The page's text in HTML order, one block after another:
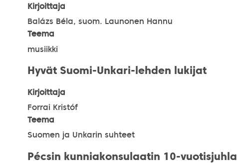
Kirjoittaja
Balázs Béla, suom. Launonen Hannu
Teema
musiikki
Hyvät Suomi-Unkari-lehden lukijat
Kirjoittaja
Forrai Kristóf
Teema
Suomen ja Unkarin suhteet
Pécsin kunniakonsulaatin 10-vuotisjuhla